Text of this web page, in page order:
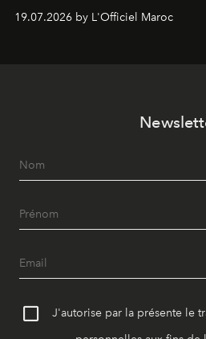
d’expérimentation. Avec Néo
révise les proportions et les
19.07.2026 by L'Officiel Maroc
J'autorise par la présente le